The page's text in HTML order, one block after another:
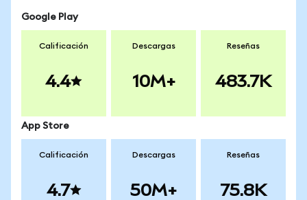
Google Play
Calificación
4.4
Descargas
10M+
Reseñas
483.7K
App Store
Calificación
4.7
Descargas
50M+
Reseñas
75.8K